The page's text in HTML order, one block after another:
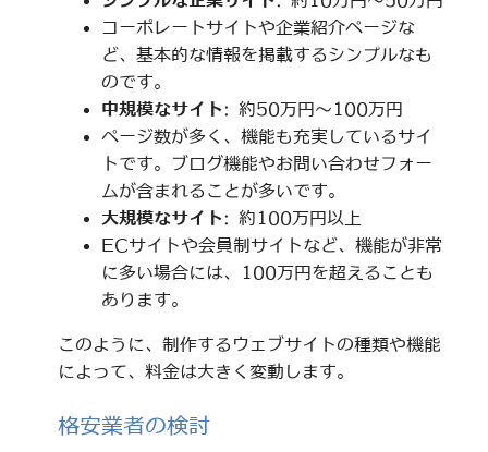
コーポレートサイトや企業紹介ページな
ど、基本的な情報を掲載するシンプルなも
のです。
中規模なサイト: 約50万円～100万円
ページ数が多く、機能も充実しているサイ
トです。ブログ機能やお問い合わせフォー
ムが含まれることが多いです。
大規模なサイト: 約100万円以上
ECサイトや会員制サイトなど、機能が非常
に多い場合には、100万円を超えることも
あります。
このように、制作するウェブサイトの種類や機能
によって、料金は大きく変動します。
格安業者の検討